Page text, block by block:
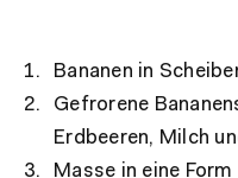
Bananen in
Gefrorene
Erdbeeren, Milch
Masse in eine